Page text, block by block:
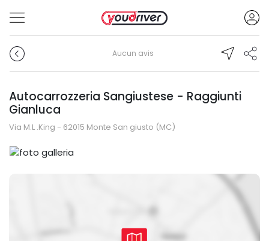
Aucun avis
Autocarrozzeria Sangiustese - Raggiunti
Gianluca
Via M.L .King - 62015 Monte San giusto (MC)